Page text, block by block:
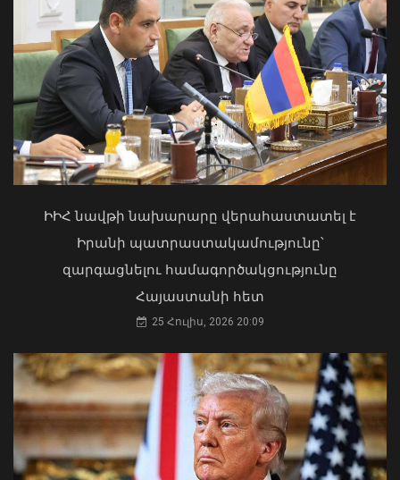
Փոփոխություններ են կատարվել
երթուղիներում
06 Օգոստոս, 2026 21:47
«Ուժեղ Հայաստան»-ը դեմ է
քվեարկելու ԱԺ նախագահի
պաշտոնում Ռուբեն Ռուբինյանի
03 Օգոստոս, 2026 13:13
ԻԻՀ նավթի նախարարը վերահաստատել է
Իրանի պատրաստակամությունը՝
զարգացնելու համագործակցությունը
Հայաստանի հետ
25 Հուլիս, 2026 20:09